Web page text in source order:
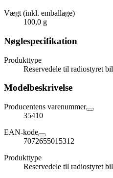
Vægt (inkl. emballage)
100,0 g
Nøglespecifikation
Produkttype
Reservedele til radiostyret bil
Modelbeskrivelse
Producentens varenummer
35410
EAN-kode
7072655015312
Produkttype
Reservedele til radiostyret bil